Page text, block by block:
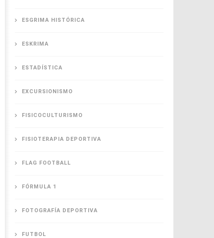
ESGRIMA HISTÓRICA
ESKRIMA
ESTADÍSTICA
EXCURSIONISMO
FISICOCULTURISMO
FISIOTERAPIA DEPORTIVA
FLAG FOOTBALL
FÓRMULA 1
FOTOGRAFÍA DEPORTIVA
FUTBOL